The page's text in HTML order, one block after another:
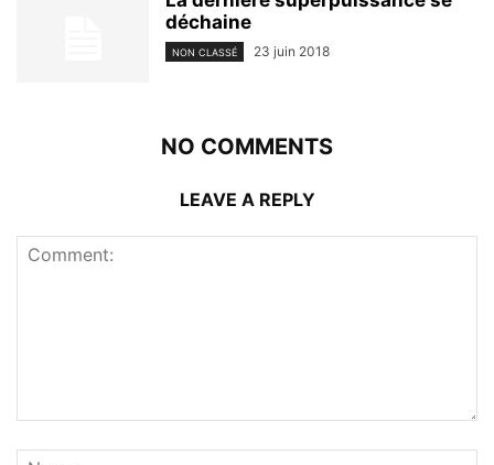
déchaine
NON CLASSÉ 23 juin 2018
NO COMMENTS
LEAVE A REPLY